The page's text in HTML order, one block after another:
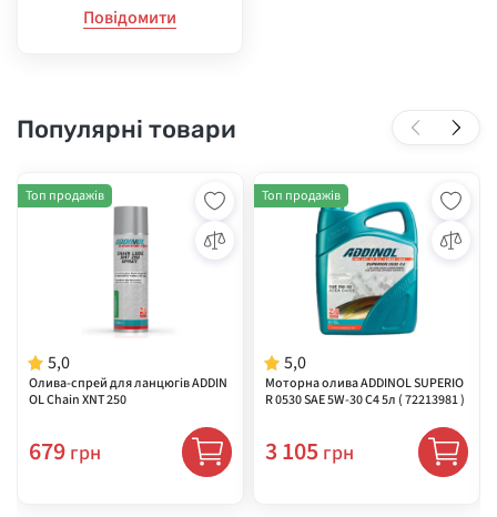
Повідомити
Популярні товари
5,0
Олива-спрей для ланцюгів ADDIN
OL Chain XNT 250
Топ продажів
679 грн
5,0
Моторна олива ADDINOL SUPERIO
R 0530 SAE 5W-30 C4 5л ( 72213981 )
Топ продажів
3 105 грн